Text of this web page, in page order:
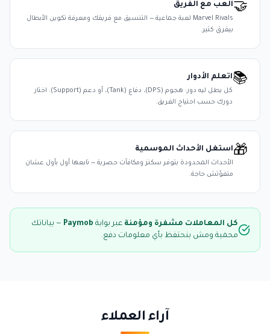
🤝العب مع الفريق
Marvel Rivals لعبة جماعية — التنسيق مع فريقك ومعرفة تكوين الأبطال
بيفرق كتير.
📚اتعلم الأدوار
كل بطل ليه دور: هجوم (DPS)، دفاع (Tank)، أو دعم (Support). اختار
دورك حسب احتياج الفريق.
🎁استغل الأحداث الموسمية
الأحداث المحدودة بتوفر سكنز ومكافآت حصرية — تابعها أول بأول عشان
متفوّتش حاجة.
كل المعاملات مشفرة ومؤمنة عبر بوابة Paymob — بياناتك
محمية ومش بنحتفظ بأي معلومات دفع.
آراء العملاء